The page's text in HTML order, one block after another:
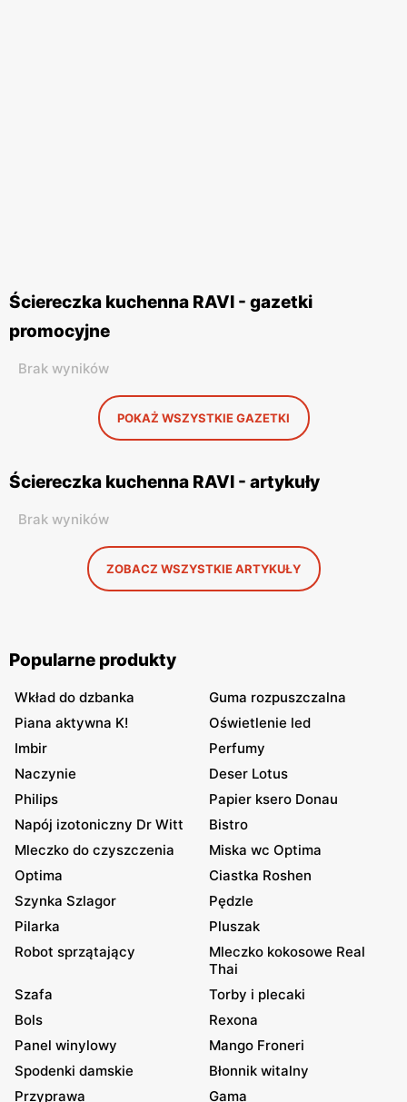
Ściereczka kuchenna RAVI - gazetki
promocyjne
Brak wyników
POKAŻ WSZYSTKIE GAZETKI
Ściereczka kuchenna RAVI - artykuły
Brak wyników
ZOBACZ WSZYSTKIE ARTYKUŁY
Popularne produkty
Wkład do dzbanka
Guma rozpuszczalna
Piana aktywna K!
Oświetlenie led
Imbir
Perfumy
Naczynie
Deser Lotus
Philips
Papier ksero Donau
Napój izotoniczny Dr Witt
Bistro
Mleczko do czyszczenia
Miska wc Optima
Optima
Ciastka Roshen
Szynka Szlagor
Pędzle
Pilarka
Pluszak
Robot sprzątający
Mleczko kokosowe Real
Thai
Szafa
Torby i plecaki
Bols
Rexona
Panel winylowy
Mango Froneri
Spodenki damskie
Błonnik witalny
Przyprawa
Gama